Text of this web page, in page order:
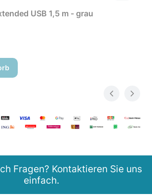
USB 1,5 m - grau
Fragen? Kontaktieren Sie uns
einfach.